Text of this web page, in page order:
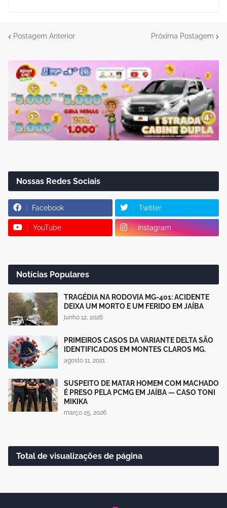
Postagem Anterior Próxima Postagem
Nossas Redes Sociais
Facebook Twitter
YouTube Instagram
Notícias Populares
TRAGÉDIA NA RODOVIA MG-401: ACIDENTE
DEIXA UM MORTO E UM FERIDO EM JAÍBA
junho 12, 2026
PRIMEIROS CASOS DA VARIANTE DELTA SÃO
IDENTIFICADOS EM MONTES CLAROS MG.
agosto 11, 2021
SUSPEITO DE MATAR HOMEM COM MACHADO
É PRESO PELA PCMG EM JAÍBA — CASO TONI
MIKIKA
março 25, 2026
Total de visualizações de página